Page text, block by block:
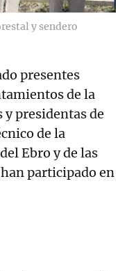
y sendero
presentes
de la
y presidentas de
de la
Ebro y de las
participado en